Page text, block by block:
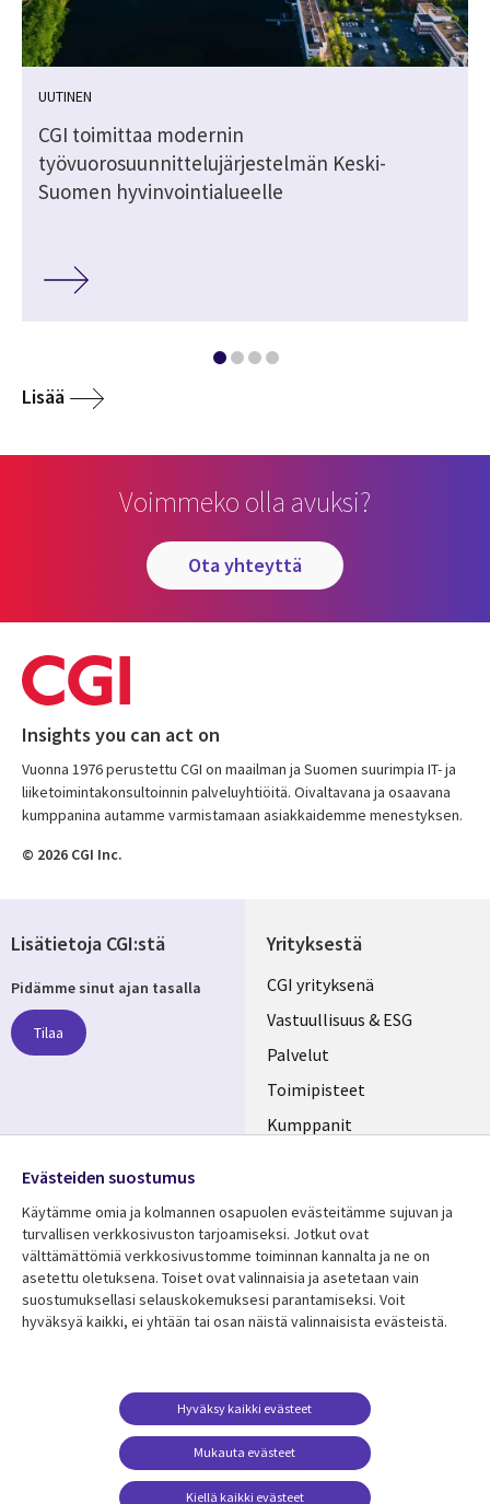
UUTINEN
CGI toimittaa modernin
työvuorosuunnittelujärjestelmän Keski-
Suomen hyvinvointialueelle
Lisää
Voimmeko olla avuksi?
ota yhteyttä
Insights you can act on
Vuonna 1976 perustettu CGI on maailman ja Suomen suurimpia IT- ja
liiketoimintakonsultoinnin palveluyhtiöitä. Oivaltavana ja osaavana
kumppanina autamme varmistamaan asiakkaidemme menestyksen.
© 2026 CGI Inc.
Yrityksestä
Useful
links
FINLAND
CGI yrityksenä
Vastuullisuus & ESG
Palvelut
Toimipisteet
Kumppanit
Resurssikeskus
Library
FINLAND
Asiakastarinat
Lisätietoa
Legal
Tietosuoja
Käyttöehdot
Yhteystiedot
Evästeasetuksesi
Lisätietoja CGI:stä
Pidämme sinut ajan tasalla
Tilaa
Media
FINLAND
Evästeiden suostumus
Käytämme omia ja kolmannen osapuolen evästeitämme sujuvan ja
turvallisen verkkosivuston tarjoamiseksi. Jotkut ovat
välttämättömiä verkkosivustomme toiminnan kannalta ja ne on
asetettu oletuksena. Toiset ovat valinnaisia ​​ja asetetaan vain
suostumuksellasi selauskokemuksesi parantamiseksi. Voit
hyväksyä kaikki, ei yhtään tai osan näistä valinnaisista evästeistä.
Mukauta evästeet
Hyväksy kaikki evästeet
Kiellä kaikki evästeet